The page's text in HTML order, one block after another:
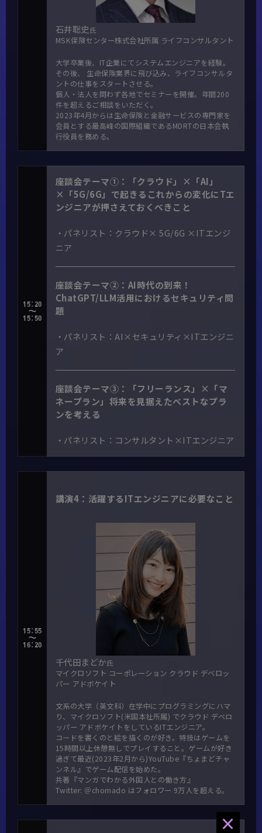
×
石井聡史 氏
MSK保険センター株式会社所属 ライフコンサルタント
大学卒業後、IT企業にてシステムエンジニアを経験。
その後、 生命保険業界に飛び込み、ライフコンサルタ
ントの仕事をスタートさせる。
個人・法人を問わず各地でセミナーを開催。年間200
件を超えるご相談をいただく。
2023年4月からは生命保険と金融サービスの専門家を
会員とする最高峰の国際組織であるMDRTの日本会執
行役員を務める。
15:20
～
15:50
座談会テーマ①：「クラウド」×「AI」
×「5G/6G」で起きるこれからの変化にTエ
ンジニアが押さえておくべきこと
・パネリスト：クラウド× 5G/6G ×ITエンジ
ニア
座談会テーマ②：AI時代の到来！
ChatGPT/LLM活用におけるセキュリティ問
題
・パネリスト：AI×セキュリティ×ITエンジニ
ア
座談会テーマ③：「フリーランス」×「マ
ネープラン」将来を見据えたベストなプラ
ンを考える
・パネリスト：コンサルタント×ITエンジニア
15:55
～
16:20
講演4：活躍するITエンジニアに必要なこと
千代田まどか氏
マイクロソフト コーポレーション クラウド デベロッ
パー アドボケイト
文系の大学（英文科）在学中にプログラミングにハマ
り、マイクロソフト(米国本社所属) でクラウド デベロ
ッパー アドボケイトをしているITエンジニア。
コードを書くのと絵を描くのが好き。特技はゲームを
15時間以上休憩無しでプレイすること。ゲームが好き
過ぎて最近(2023年2月から)YouTube『ちょまどチャ
ンネル』でゲーム配信を始めた。
共著『マンガでわかる外国人との働き方』
Twitter: ＠chomado はフォロワー 9万人を超える。